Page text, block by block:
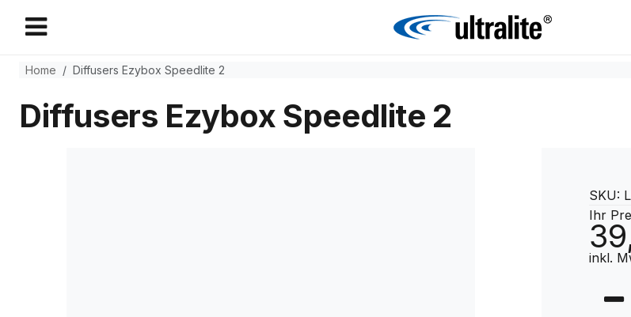
Home Diffusers Ezybox Speedlite 2
Diffusers Ezybox Speedlite 2
SKU:
Ihr
inkl.